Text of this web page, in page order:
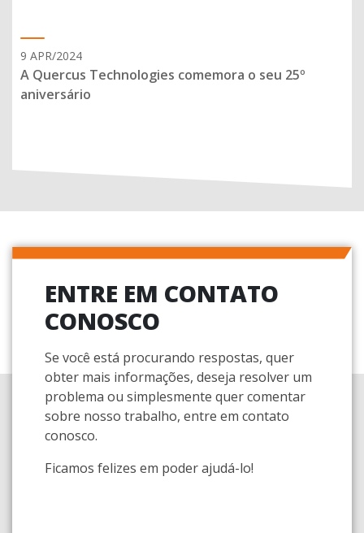
9 APR/2024
A Quercus Technologies comemora o seu 25º
aniversário
ENTRE EM CONTATO
CONOSCO
Se você está procurando respostas, quer
obter mais informações, deseja resolver um
problema ou simplesmente quer comentar
sobre nosso trabalho, entre em contato
conosco.
Ficamos felizes em poder ajudá-lo!